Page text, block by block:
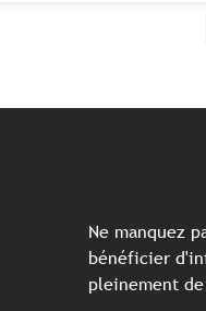
Ne manquez
bénéficier
pleinement